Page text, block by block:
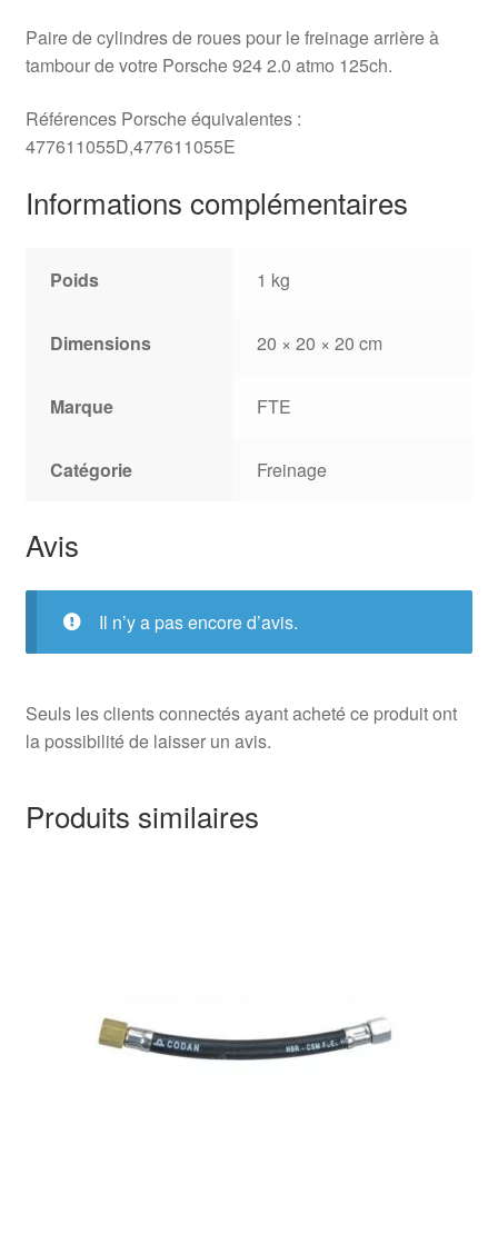
Paire de cylindres de roues pour le freinage arrière à
tambour de votre Porsche 924 2.0 atmo 125ch.
Références Porsche équivalentes :
477611055D,477611055E
Informations complémentaires
Poids 1 kg
Dimensions 20 × 20 × 20 cm
Marque FTE
Catégorie Freinage
Avis
Il n’y a pas encore d’avis.
Seuls les clients connectés ayant acheté ce produit ont
la possibilité de laisser un avis.
Produits similaires